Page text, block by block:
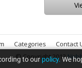
Categories Contact
© Copyright 2013
to ourpolicy.We